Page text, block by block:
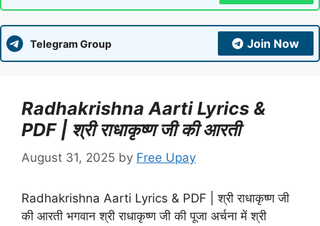
Telegram Group Join Now
Radhakrishna Aarti Lyrics &
PDF | श्री राधाकृष्ण जी की आरती
August 31, 2025 by Free Upay
Radhakrishna Aarti Lyrics & PDF | श्री राधाकृष्ण जी
की आरती भगवान श्री राधाकृष्ण जी की पूजा अर्चना में श्री